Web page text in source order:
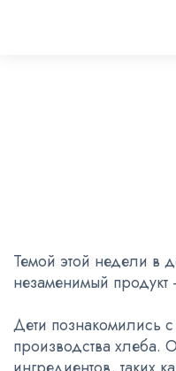
Темой этой недели в
незаменимый продукт
Дети познакомились
производства хлеба.